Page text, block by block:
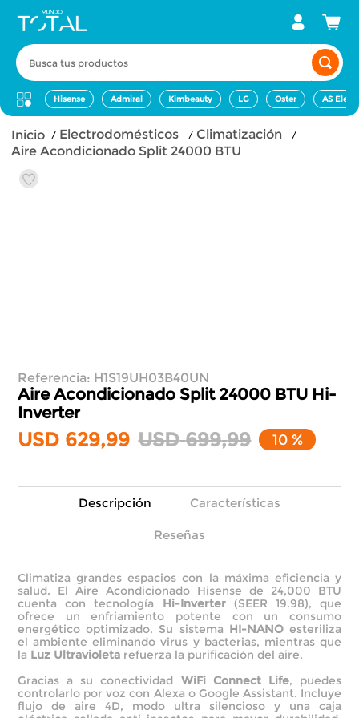
Busca tus productos
Hisense Admiral Kimbeauty LG Oster AS
electrodomésticos
climatización
Aire Acondicionado Split 24000 BTU
Referencia: H1S19UH03B40UN
Aire Acondicionado Split 24000 BTU Hi-
Inverter
USD 629,99 USD 699,99 10 %
Descripción Características
Reseñas
Climatiza grandes espacios con la máxima eficiencia y
salud. El Aire Acondicionado Hisense de 24,000 BTU
cuenta con tecnología Hi-Inverter(SEER 19.98), que
ofrece un enfriamiento potente con un consumo
energético optimizado. Su sistema HI-NANOesteriliza
el ambiente eliminando virus y bacterias, mientras que
la Luz Ultravioleta refuerza la purificación del aire.
Gracias a su conectividad WiFi Connect Life, puedes
controlarlo por voz con Alexa o Google Assistant. Incluye
flujo de aire 4D, modo ultra silencioso y una caja